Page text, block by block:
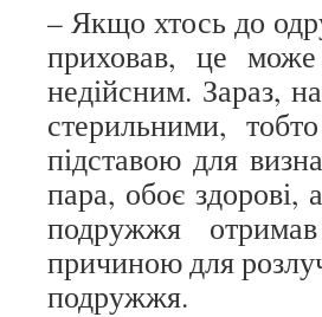
– Якщо хтось до
приховав, це
недійсним. Зараз,
стерильними,
підставою для
пара, обоє здорові,
подружжя
причиною для
подружжя.